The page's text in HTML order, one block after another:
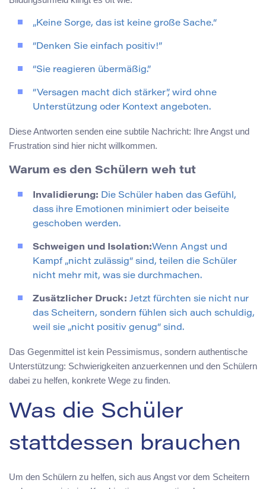
„Keine Sorge, das ist keine große Sache.“
“Denken Sie einfach positiv!”
“Sie reagieren übermäßig.”
“Versagen macht dich stärker”, wird ohne
Unterstützung oder Kontext angeboten.
Diese Antworten senden eine subtile Nachricht: Ihre Angst und
Frustration sind hier nicht willkommen.
Warum es den Schülern weh tut
Invalidierung: Die Schüler haben das Gefühl,
dass ihre Emotionen minimiert oder beiseite
geschoben werden.
Schweigen und Isolation:Wenn Angst und
Kampf „nicht zulässig“ sind, teilen die Schüler
nicht mehr mit, was sie durchmachen.
Zusätzlicher Druck: Jetzt fürchten sie nicht nur
das Scheitern, sondern fühlen sich auch schuldig,
weil sie „nicht positiv genug“ sind.
Das Gegenmittel ist kein Pessimismus, sondern authentische
Unterstützung: Schwierigkeiten anzuerkennen und den Schülern
dabei zu helfen, konkrete Wege zu finden.
Was die Schüler
stattdessen brauchen
Um den Schülern zu helfen, sich aus Angst vor dem Scheitern